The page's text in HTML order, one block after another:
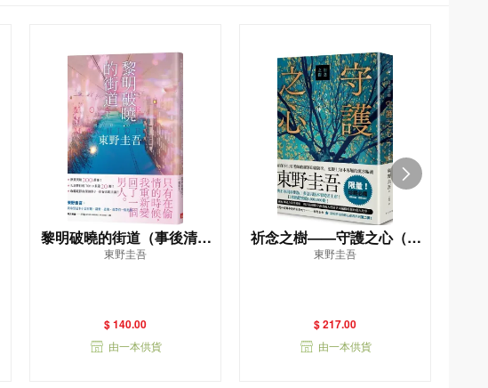
黎明破曉的街道（事後清晨
版）——東野圭吾筆下的
東野圭吾
$ 140.00
由一本供貨
祈念之樹——守護之心（限
量精裝版）
東野圭吾
$ 217.00
由一本供貨